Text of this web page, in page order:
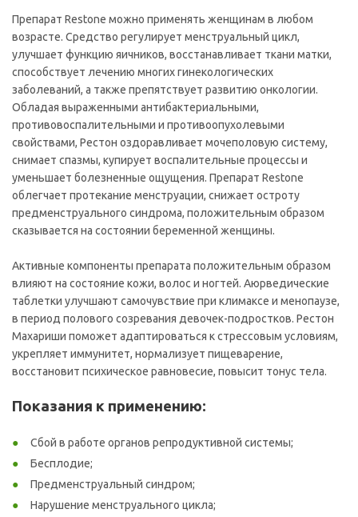
Препарат Restone можно применять женщинам в любом
возрасте. Средство регулирует менструальный цикл,
улучшает функцию яичников, восстанавливает ткани матки,
способствует лечению многих гинекологических
заболеваний, а также препятствует развитию онкологии.
Обладая выраженными антибактериальными,
противовоспалительными и противоопухолевыми
свойствами, Рестон оздоравливает мочеполовую систему,
снимает спазмы, купирует воспалительные процессы и
уменьшает болезненные ощущения. Препарат Restone
облегчает протекание менструации, снижает остроту
предменструального синдрома, положительным образом
сказывается на состоянии беременной женщины.
Активные компоненты препарата положительным образом
влияют на состояние кожи, волос и ногтей. Аюрведические
таблетки улучшают самочувствие при климаксе и менопаузе,
в период полового созревания девочек-подростков. Рестон
Махариши поможет адаптироваться к стрессовым условиям,
укрепляет иммунитет, нормализует пищеварение,
восстановит психическое равновесие, повысит тонус тела.
Показания к применению:
Сбой в работе органов репродуктивной системы;
Бесплодие;
Предменструальный синдром;
Нарушение менструального цикла;